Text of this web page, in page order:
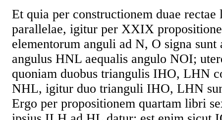
Et quia per constructionem duae
parallelae, igitur per XXIX
elementorum anguli ad N, O signa sunt
angulus HNL aequalis angulo NOI;
quoniam duobus triangulis IHO, LHN
NHL, igitur duo trianguli IHO, LHN
Ergo per propositionem quartam libri